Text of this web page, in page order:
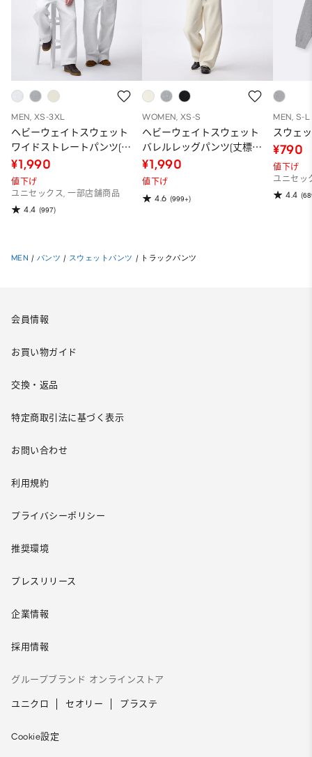
MEN, XS-3XL
ヘビーウェイトスウェット
ワイドストレートパンツ(丈
標準69.0～73.0cm)
¥1,990
値下げ
ユニセックス, 一部店舗商品
4.4 (997)
WOMEN, XS-S
ヘビーウェイトスウェット
バレルレッグパンツ(丈標準
68.5～72.5cm)
¥1,990
値下げ
4.6 (999+)
MEN, S-L
スウェ
¥790
値下げ
ユニセッ
4.4
MEN / パンツ / スウェットパンツ / トラックパンツ
会員情報
お買い物ガイド
交換・返品
特定商取引法に基づく表示
お問い合わせ
利用規約
プライバシーポリシー
推奨環境
プレスリリース
企業情報
採用情報
グループブランド オンラインストア
ユニクロ セオリー プラステ
Cookie設定